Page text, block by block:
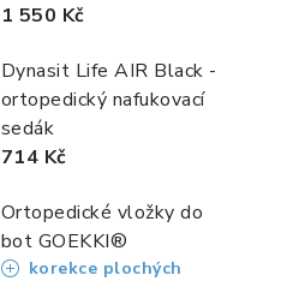
1 550 Kč
Dynasit Life AIR Black -
ortopedický nafukovací
sedák
714 Kč
Ortopedické vložky do
bot GOEKKI®
korekce plochých